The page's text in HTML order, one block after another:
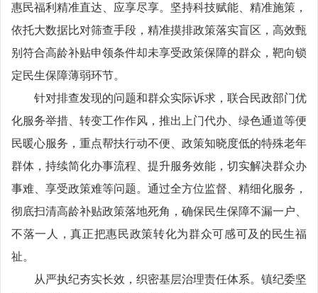
惠民福利精准直达、应享尽享。坚持科技赋能、精准施策，
依托大数据比对筛查手段，精准摸排政策落实盲区，高效甄
别符合高龄补贴申领条件却未享受政策保障的群众，靶向锁
定民生保障薄弱环节。
针对排查发现的问题和群众实际诉求，联合民政部门优
化服务举措、转变工作作风，推出上门代办、绿色通道等便
民暖心服务，重点帮扶行动不便、政策知晓度低的特殊老年
群体，持续简化办事流程、提升服务效能，切实解决群众办
事难、享受政策难等问题。通过全方位监督、精细化服务，
彻底扫清高龄补贴政策落地死角，确保民生保障不漏一户、
不落一人，真正把惠民政策转化为群众可感可及的民生福
祉。
从严执纪夯实长效，织密基层治理责任体系。镇纪委坚